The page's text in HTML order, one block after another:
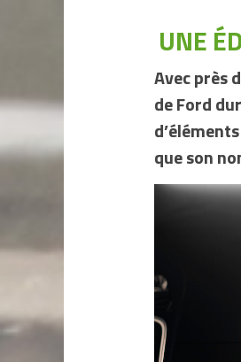
UNE
Avec près
de Ford
que son